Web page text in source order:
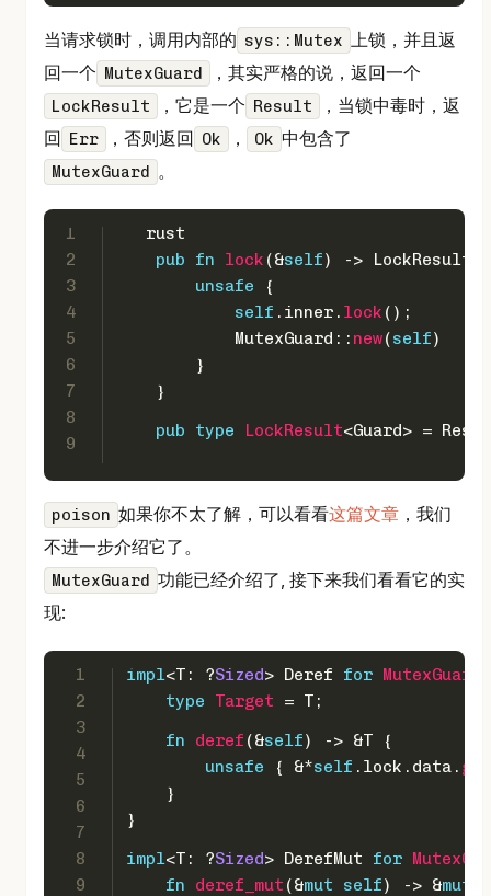
当请求锁时，调用内部的 sys::Mutex 上锁，并且返
回一个 MutexGuard ，其实严格的说，返回一个
LockResult ，它是一个 Result
，当锁中毒时，返
回
Err ，否则返回 Ok ， Ok 中包含了
MutexGuard 。
1
2
3
4
5
6
7
8
9
```rust
pub
fn lock (&self) ->
unsafe {
self .inner. lock ();
            MutexGuard::
new(self)
        }
    }
pub
type LockResult<Guard> =
poison 如果你不太了解，可以看看这篇文章 ，我们
不进一步介绍它了。
MutexGuard 功能已经介绍了, 接下来我们看看它的实
现:
1
2
3
4
5
6
7
8
9
impl<T: ?Sized> Deref for MutexGuard
type
Target = T;
fn
deref (&self) -> &T {
unsafe { &*self .lock.data. get
    }
}
impl<T: ?Sized> DerefMut for
fn
deref_mut (&mut self) -> &mut